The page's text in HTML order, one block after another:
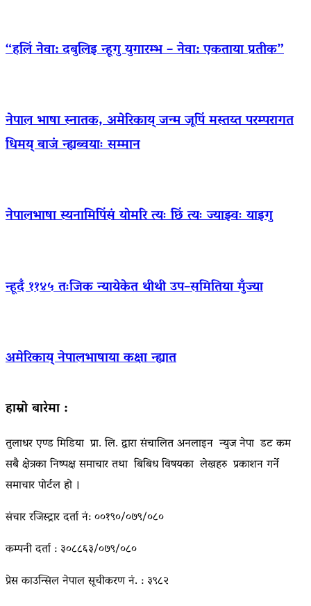
“हलिं नेवा: दबुलिइ न्हूगु युगारम्भ – नेवा: एकताया प्रतीक”
नेपाल भाषा स्नातक, अमेरिकाय् जन्म जूपिं मस्तय्त परम्परागत
धिमय् बाजं न्ह्यब्वयाः सम्मान
नेपालभाषा स्यनामिपिंसं योमरि त्यः छिं त्यः ज्याझ्वः याइगु
न्हूदँ ११४५ तःजिक न्यायेकेत थीथी उप–समितिया मुँज्या
अमेरिकाय् नेपालभाषाया कक्षा न्ह्यात
हाम्रो बारेमा :
तुलाधर एण्ड मिडिया प्रा. लि. द्वारा संचालित अनलाइन न्युज नेपा डट कम
सबै क्षेत्रका निष्पक्ष समाचार तथा बिबिध विषयका लेखहरु प्रकाशन गर्ने
समाचार पोर्टल हो ।
संचार रजिस्ट्रार दर्ता नं: ००१९०/०७९/०८०
कम्पनी दर्ता : ३०८८६३/०७९/०८०
प्रेस काउन्सिल नेपाल सूचीकरण नं. : ३९८२